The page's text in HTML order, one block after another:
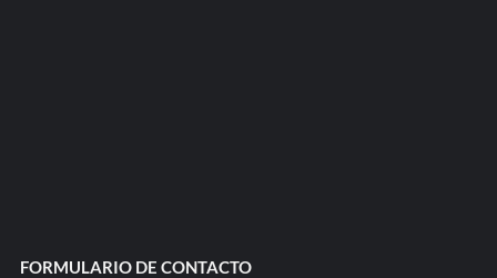
FORMULARIO DE CONTACTO